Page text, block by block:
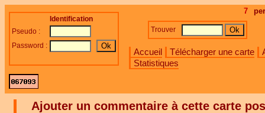
7
Accueil Télécharger une carte
Statistiques
Identification
Pseudo :
Password :
Trouver
Ajouter un commentaire à cette carte